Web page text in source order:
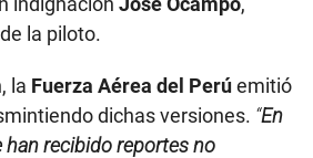
la piloto.
la Fuerza Aérea del Perúemitió
dichas versiones. “En
recibido reportes no